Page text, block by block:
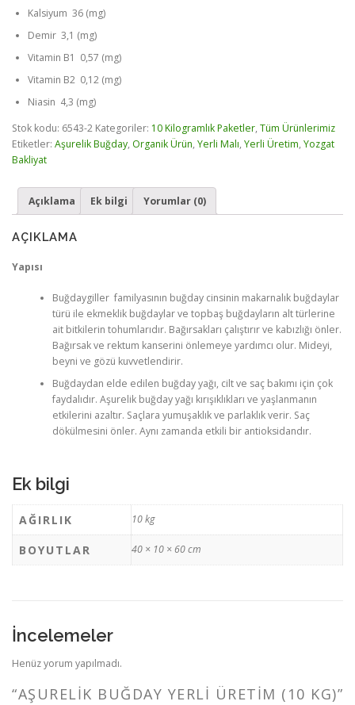
Kalsiyum 36 (mg)
Demir 3,1 (mg)
Vitamin B1 0,57 (mg)
Vitamin B2 0,12 (mg)
Niasin 4,3 (mg)
Stok kodu: 6543-2 Kategoriler: 10 Kilogramlık Paketler, Tüm Ürünlerimiz
Etiketler: Aşurelik Buğday, Organik Ürün, Yerli Malı, Yerli Üretim, Yozgat
Bakliyat
Açıklama Ek bilgi Yorumlar (0)
AÇIKLAMA
Yapısı
Buğdaygiller familyasının buğday cinsinin makarnalık buğdaylar
türü ile ekmeklik buğdaylar ve topbaş buğdayların alt türlerine
ait bitkilerin tohumlarıdır. Bağırsakları çalıştırır ve kabızlığı önler.
Bağırsak ve rektum kanserini önlemeye yardımcı olur. Mideyi,
beyni ve gözü kuvvetlendirir.
Buğdaydan elde edilen buğday yağı, cilt ve saç bakımı için çok
faydalıdır. Aşurelik buğday yağı kırışıklıkları ve yaşlanmanın
etkilerini azaltır. Saçlara yumuşaklık ve parlaklık verir. Saç
dökülmesini önler. Aynı zamanda etkili bir antioksidandır.
Ek bilgi
AĞIRLIK 10 kg
BOYUTLAR 40 × 10 × 60 cm
İncelemeler
Henüz yorum yapılmadı.
“AŞURELIK BUĞDAY YERLI ÜRETIM (10 KG)”